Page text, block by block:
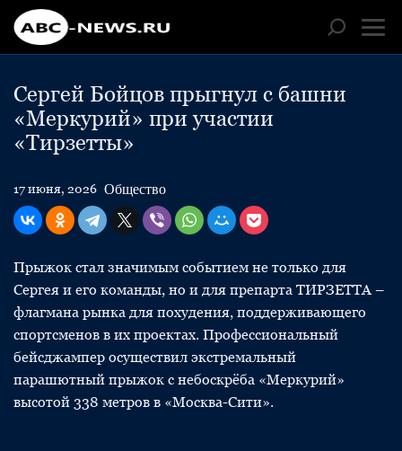
Сергей Бойцов прыгнул с башни
«Меркурий» при участии
«Тирзетты»
17 июня, 2026 Общество
Прыжок стал значимым событием не только для
Сергея и его команды, но и для препарта ТИРЗЕТТА –
флагмана рынка для похудения, поддерживающего
спортсменов в их проектах. Профессиональный
бейсджампер осуществил экстремальный
парашютный прыжок с небоскрёба «Меркурий»
высотой 338 метров в «Москва-Сити».